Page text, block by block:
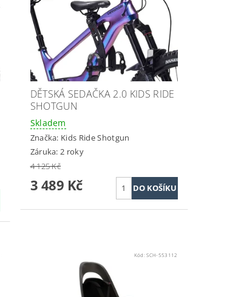
DĚTSKÁ SEDAČKA 2.0 KIDS RIDE
SHOTGUN
Skladem
Značka: Kids Ride Shotgun
Záruka: 2 roky
4 125 Kč
3 489 Kč
Kód:SCH-553112